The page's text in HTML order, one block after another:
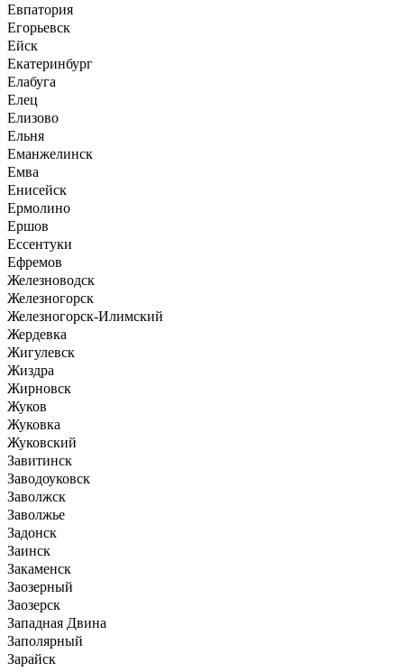
Евпатория
Егорьевск
Ейск
Екатеринбург
Елабуга
Елец
Елизово
Ельня
Еманжелинск
Емва
Енисейск
Ермолино
Ершов
Ессентуки
Ефремов
Железноводск
Железногорск
Железногорск-Илимский
Жердевка
Жигулевск
Жиздра
Жирновск
Жуков
Жуковка
Жуковский
Завитинск
Заводоуковск
Заволжск
Заволжье
Задонск
Заинск
Закаменск
Заозерный
Заозерск
Западная Двина
Заполярный
Зарайск